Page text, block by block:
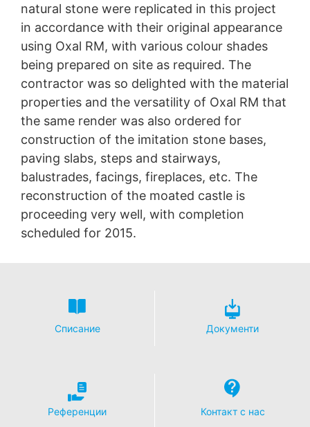
natural stone were replicated in this project
in accordance with their original appearance
using Oxal RM, with various colour shades
being prepared on site as required. The
contractor was so delighted with the material
properties and the versatility of Oxal RM that
the same render was also ordered for
construction of the imitation stone bases,
paving slabs, steps and stairways,
balustrades, facings, fireplaces, etc. The
reconstruction of the moated castle is
proceeding very well, with completion
scheduled for 2015.
Списание Документи
Референции Контакт с нас